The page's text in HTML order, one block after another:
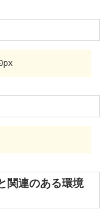
関連のある環境